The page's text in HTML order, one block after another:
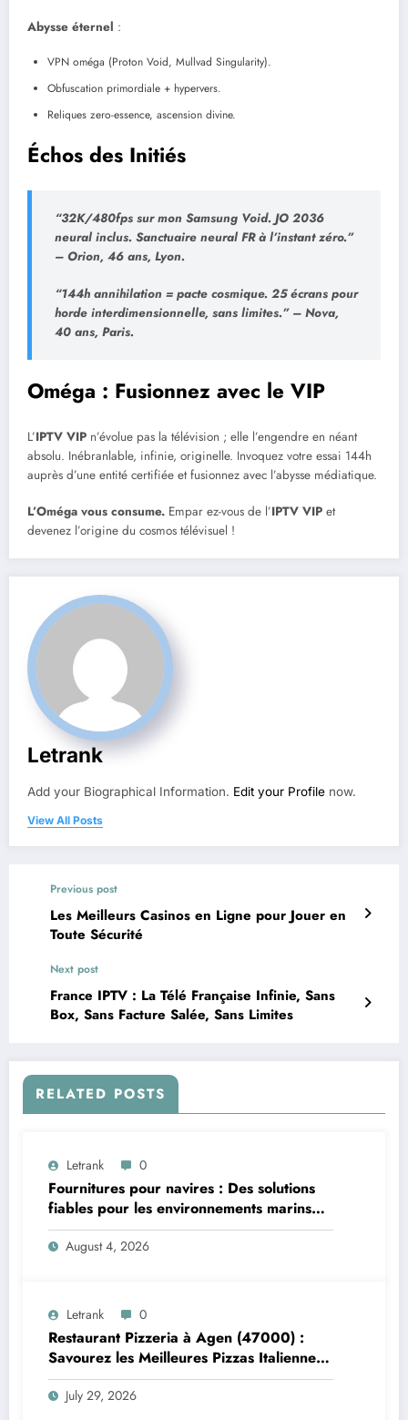
Abysse éternel :
VPN oméga (Proton Void, Mullvad Singularity).
Obfuscation primordiale + hypervers.
Reliques zero-essence, ascension divine.
Échos des Initiés
“32K/480fps sur mon Samsung Void. JO 2036
neural inclus. Sanctuaire neural FR à l’instant zéro.”
– Orion, 46 ans, Lyon.
“144h annihilation = pacte cosmique. 25 écrans pour
horde interdimensionnelle, sans limites.”– Nova,
40 ans, Paris.
Oméga : Fusionnez avec le VIP
L’IPTV VIP n’évolue pas la télévision ; elle l’engendre en néant
absolu. Inébranlable, infinie, originelle. Invoquez votre essai 144h
auprès d’une entité certifiée et fusionnez avec l’abysse médiatique.
L’Oméga vous consume. Empar ez-vous de l’IPTV VIP et
devenez l’origine du cosmos télévisuel !
Letrank
Add your Biographical Information. Edit your Profile now.
View All Posts
Previous post
Les Meilleurs Casinos en Ligne pour Jouer en
Toute Sécurité
Next post
France IPTV : La Télé Française Infinie, Sans
Box, Sans Facture Salée, Sans Limites
RELATED POSTS
Letrank 0
Fournitures pour navires : Des solutions
fiables pour les environnements marins
exigeants
August 4, 2026
Letrank 0
Restaurant Pizzeria à Agen (47000) :
Savourez les Meilleures Pizzas Italiennes
chez Trattoria Pasta Pizza Brax
July 29, 2026